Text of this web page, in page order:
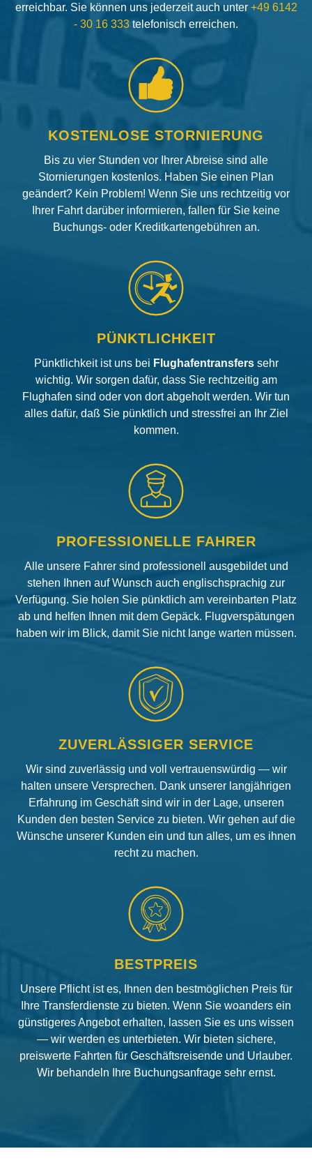
erreichbar. Sie können uns jederzeit auch unter +49 6142
- 30 16 333 telefonisch erreichen.
KOSTENLOSE STORNIERUNG
Bis zu vier Stunden vor Ihrer Abreise sind alle
Stornierungen kostenlos. Haben Sie einen Plan
geändert? Kein Problem! Wenn Sie uns rechtzeitig vor
Ihrer Fahrt darüber informieren, fallen für Sie keine
Buchungs- oder Kreditkartengebühren an.
PÜNKTLICHKEIT
Pünktlichkeit ist uns bei Flughafentransfers sehr
wichtig. Wir sorgen dafür, dass Sie rechtzeitig am
Flughafen sind oder von dort abgeholt werden. Wir tun
alles dafür, daß Sie pünktlich und stressfrei an Ihr Ziel
kommen.
PROFESSIONELLE FAHRER
Alle unsere Fahrer sind professionell ausgebildet und
stehen Ihnen auf Wunsch auch englischsprachig zur
Verfügung. Sie holen Sie pünktlich am vereinbarten Platz
ab und helfen Ihnen mit dem Gepäck. Flugverspätungen
haben wir im Blick, damit Sie nicht lange warten müssen.
ZUVERLÄSSIGER SERVICE
Wir sind zuverlässig und voll vertrauenswürdig — wir
halten unsere Versprechen. Dank unserer langjährigen
Erfahrung im Geschäft sind wir in der Lage, unseren
Kunden den besten Service zu bieten. Wir gehen auf die
Wünsche unserer Kunden ein und tun alles, um es ihnen
recht zu machen.
BESTPREIS
Unsere Pflicht ist es, Ihnen den bestmöglichen Preis für
Ihre Transferdienste zu bieten. Wenn Sie woanders ein
günstigeres Angebot erhalten, lassen Sie es uns wissen
— wir werden es unterbieten. Wir bieten sichere,
preiswerte Fahrten für Geschäftsreisende und Urlauber.
Wir behandeln Ihre Buchungsanfrage sehr ernst.